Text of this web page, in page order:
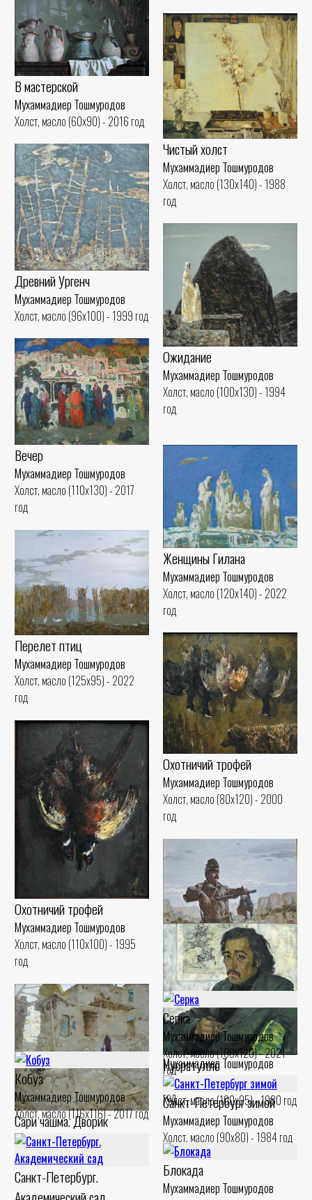
В мастерской
Мухаммадиер Тошмуродов
Холст, масло (60x90) - 2016 год
Чистый холст
Мухаммадиер Тошмуродов
Холст, масло (130x140) - 1988
год
Древний Ургенч
Мухаммадиер Тошмуродов
Холст, масло (96x100) - 1999 год
Ожидание
Мухаммадиер Тошмуродов
Холст, масло (100x130) - 1994
год
Вечер
Мухаммадиер Тошмуродов
Холст, масло (110x130) - 2017
год
Женщины Гилана
Мухаммадиер Тошмуродов
Холст, масло (120x140) - 2022
год
Перелет птиц
Мухаммадиер Тошмуродов
Холст, масло (125x95) - 2022
год
Охотничий трофей
Мухаммадиер Тошмуродов
Холст, масло (80x120) - 2000
год
Охотничий трофей
Мухаммадиер Тошмуродов
Холст, масло (110x100) - 1995
год
Охотник
Мухаммадиер Тошмуродов
Холст, масло (140x100) - 2023
год
Нусратулло
Мухаммадиер Тошмуродов
Холст, масло (100x95) - 1980 год
Сари чашма. Дворик
Мухаммадиер Тошмуродов
Холст, масло (90x85) - 2011 год
Серка
Мухаммадиер Тошмуродов
Холст, масло (100x120) - 2021
год
Кобуз
Мухаммадиер Тошмуродов
Холст, масло (116x116) - 2017 год
Санкт-Петербург зимой
Мухаммадиер Тошмуродов
Холст, масло (90x80) - 1984 год
Санкт-Петербург.
Блокада
Мухаммадиер Тошмуродов